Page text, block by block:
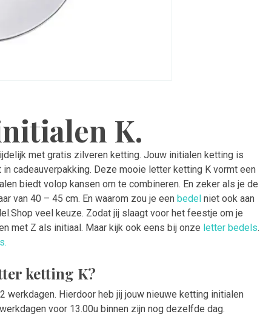
K.
met gratis zilveren ketting. Jouw initialen ketting is
cadeauverpakking. Deze mooie letter ketting K vormt een
biedt volop kansen om te combineren. En zeker als je de
van 40 – 45 cm. En waarom zou je een bedel niet ook aan
veel keuze. Zodat jij slaagt voor het feestje om je
met Z als initiaal. Maar kijk ook eens bij onze letter bedels.
ketting K?
werkdagen. Hierdoor heb jij jouw nieuwe ketting initialen
voor 13.00u binnen zijn nog dezelfde dag.